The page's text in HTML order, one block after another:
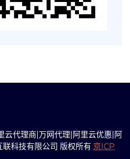
代理商|万网代理|阿里云优惠|阿
科技有限公司 版权所有 京ICP